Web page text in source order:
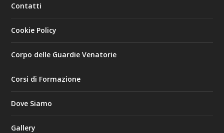
Contatti
Cookie Policy
Corpo delle Guardie Venatorie
Corsi di Formazione
Dove Siamo
Gallery